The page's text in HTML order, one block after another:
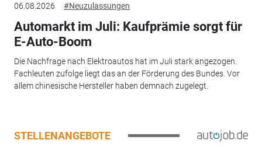
06.08.2026 #Neuzulassungen
Automarkt im Juli: Kaufprämie sorgt für
E-Auto-Boom
Die Nachfrage nach Elektroautos hat im Juli stark angezogen.
Fachleuten zufolge liegt das an der Förderung des Bundes. Vor
allem chinesische Hersteller haben demnach zugelegt.
STELLENANGEBOTE